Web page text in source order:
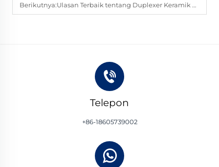
Berikutnya:Ulasan Terbaik tentang Duplexer Keramik Dielektrik Microwave
Telepon
+86-18605739002